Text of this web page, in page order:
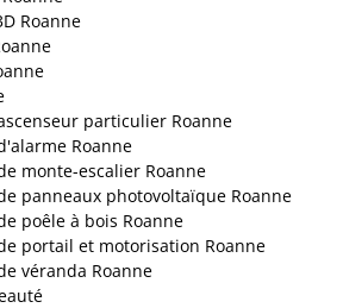
Roanne
particulier Roanne
Roanne
monte-escalier Roanne
panneaux photovoltaïque Roanne
poêle à bois Roanne
portail et motorisation Roanne
véranda Roanne